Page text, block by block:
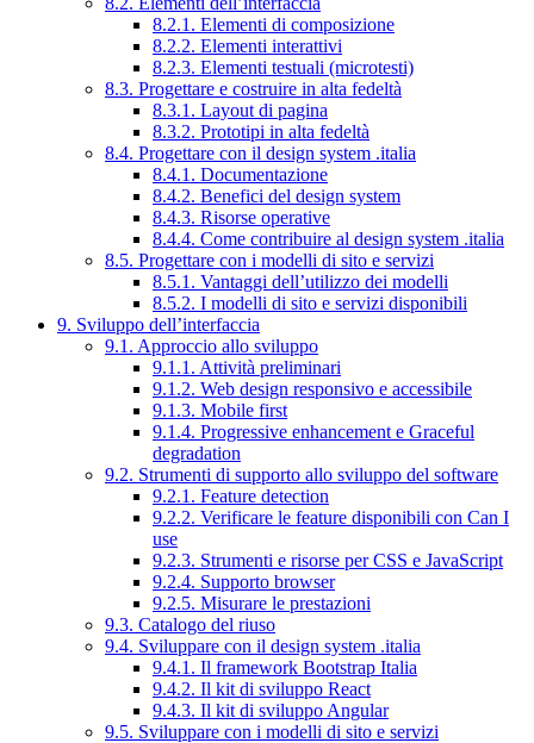
8.2.1. Elementi di composizione
8.2.2. Elementi interattivi
8.2.3. Elementi testuali (microtesti)
8.3. Progettare e costruire in alta fedeltà
8.3.1. Layout di pagina
8.3.2. Prototipi in alta fedeltà
8.4. Progettare con il design system .italia
8.4.1. Documentazione
8.4.2. Benefici del design system
8.4.3. Risorse operative
8.4.4. Come contribuire al design system .italia
8.5. Progettare con i modelli di sito e servizi
8.5.1. Vantaggi dell’utilizzo dei modelli
8.5.2. I modelli di sito e servizi disponibili
9. Sviluppo dell’interfaccia
9.1. Approccio allo sviluppo
9.1.1. Attività preliminari
9.1.2. Web design responsivo e accessibile
9.1.3. Mobile first
9.1.4. Progressive enhancement e Graceful
degradation
9.2. Strumenti di supporto allo sviluppo del software
9.2.1. Feature detection
9.2.2. Verificare le feature disponibili con Can I
use
9.2.3. Strumenti e risorse per CSS e JavaScript
9.2.4. Supporto browser
9.2.5. Misurare le prestazioni
9.3. Catalogo del riuso
9.4. Sviluppare con il design system .italia
9.4.1. Il framework Bootstrap Italia
9.4.2. Il kit di sviluppo React
9.4.3. Il kit di sviluppo Angular
9.5. Sviluppare con i modelli di sito e servizi